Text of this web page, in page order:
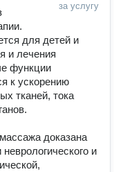
за услугу
для детей и
и лечения
функции
к ускорению
тканей, тока
доказана
и